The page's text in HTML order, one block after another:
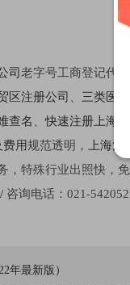
司 老字号工商登记代
区注册公司 、 三类医疗
查名 、快速注册上海公
用规范透明， 上海注
，特殊行业出照快，
咨询电话：021-
年最新版）